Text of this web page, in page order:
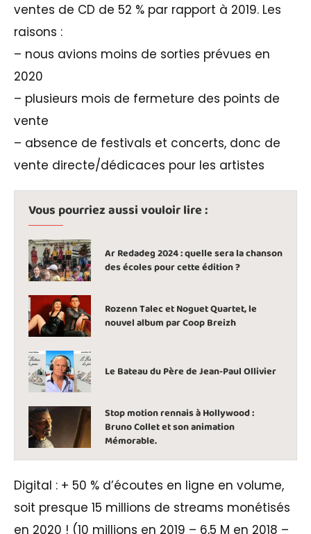
ventes de CD de 52 % par rapport à 2019. Les
raisons :
– nous avions moins de sorties prévues en
2020
– plusieurs mois de fermeture des points de
vente
– absence de festivals et concerts, donc de
vente directe/dédicaces pour les artistes
Vous pourriez aussi vouloir lire :
Ar Redadeg 2024 : quelle sera la chanson
des écoles pour cette édition ?
Rozenn Talec et Noguet Quartet, le
nouvel album par Coop Breizh
Le Bateau du Père de Jean-Paul Ollivier
Stop motion rennais à Hollywood :
Bruno Collet et son animation
Mémorable.
Digital : + 50 % d’écoutes en ligne en volume,
soit presque 15 millions de streams monétisés
en 2020 ! (10 millions en 2019 – 6,5 M en 2018 –